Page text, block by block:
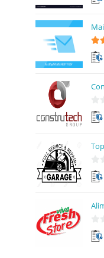
s
r
5
5
0
s
r
0
s
r
0
s